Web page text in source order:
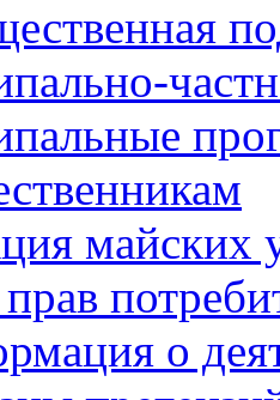
майских
о